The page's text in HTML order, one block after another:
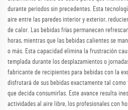
durante periodos sin precedentes. Esta
aire entre las paredes interior y exterior,
de calor. Las bebidas frías permanecen
horas, mientras que las bebidas calientes se
o más. Esta capacidad elimina la frustración
templada durante los desplazamientos o
fabricante de recipientes para bebidas con la
disfrutará de sus bebidas exactamente tal
que decida consumirlas. Este avance resulta
actividades al aire libre, los profesionales con